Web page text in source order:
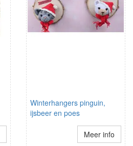
Winterhangers pinguin,
ijsbeer en poes
Meer info